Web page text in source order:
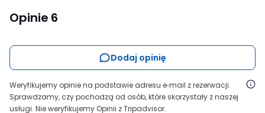
Opinie 6
Dodaj opinię
Weryfikujemy opinie na podstawie adresu e‑mail z rezerwacji.
Sprawdzamy, czy pochodzą od osób, które skorzystały z naszej
usługi. Nie weryfikujemy Opinii z Tripadvisor.